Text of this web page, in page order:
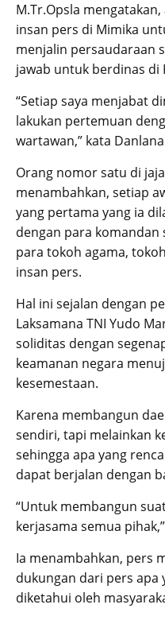
M.Tr.Opsla
insan pers di Mimika
menjalin persaudaraan
jawab untuk berdinas di
“Setiap saya menjabat
lakukan pertemuan
wartawan,” kata
Orang nomor satu di
menambahkan, setiap
yang pertama yang ia
dengan para
para tokoh agama,
insan pers.
Hal ini sejalan dengan
Laksamana TNI Yudo
soliditas dengan
keamanan negara
kesemestaan.
Karena membangun
sendiri, tapi melainkan
sehingga apa yang
dapat berjalan dengan
“Untuk membangun
kerjasama semua
Ia menambahkan, pers
dukungan dari pers apa
diketahui oleh